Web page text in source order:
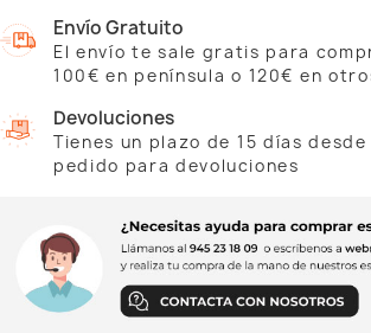
Envío Gratuito
El envío te sale gratis para
100€ en península o 120€ en
Devoluciones
Tienes un plazo de 15 días
pedido para devoluciones